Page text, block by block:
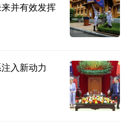
并有效发挥
入新动力